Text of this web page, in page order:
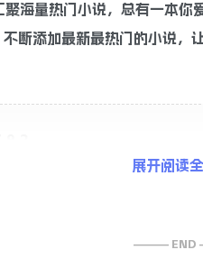
海量热门小说，总有一本你
断添加最新最热门的小说，
展开阅读
———